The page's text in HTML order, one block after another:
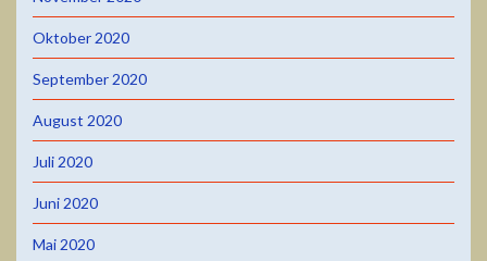
Oktober 2020
September 2020
August 2020
Juli 2020
Juni 2020
Mai 2020